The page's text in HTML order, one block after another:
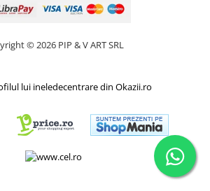
© 2026 PIP & V ART SRL